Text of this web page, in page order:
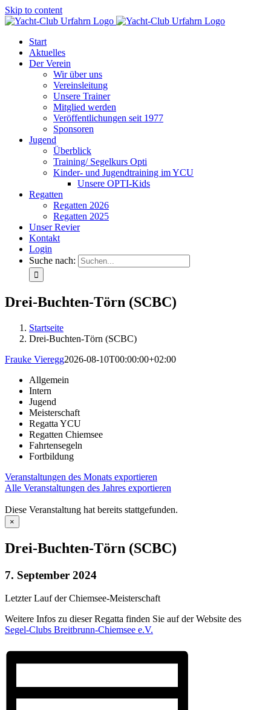
Skip to content
Start
Aktuelles
Der Verein
Wir über uns
Vereinsleitung
Unsere Trainer
Mitglied werden
Veröffentlichungen seit 1977
Sponsoren
Jugend
Überblick
Training/ Segelkurs Opti
Kinder- und Jugendtraining im YCU
Unsere OPTI-Kids
Regatten
Regatten 2026
Regatten 2025
Unser Revier
Kontakt
Login
Suche nach:
Drei-Buchten-Törn (SCBC)
Startseite
Drei-Buchten-Törn (SCBC)
Frauke Vieregg2026-08-10T00:00:00+02:00
Allgemein
Intern
Jugend
Meisterschaft
Regatta YCU
Regatten Chiemsee
Fahrtensegeln
Fortbildung
Veranstaltungen des Monats exportieren
Alle Veranstaltungen des Jahres exportieren
Diese Veranstaltung hat bereits stattgefunden.
×
Drei-Buchten-Törn (SCBC)
7. September 2024
Letzter Lauf der Chiemsee-Meisterschaft
Weitere Infos zu dieser Regatta finden Sie auf der Website des
Segel-Clubs Breitbrunn-Chiemsee e.V.